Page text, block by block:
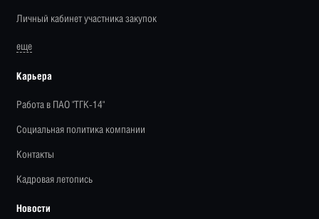
Личный кабинет участника закупок
еще
Карьера
Работа в ПАО "ТГК-14"
Социальная политика компании
Контакты
Кадровая летопись
Новости